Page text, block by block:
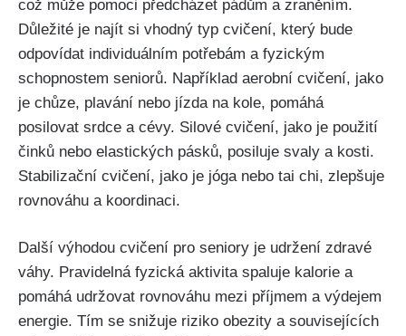
což může pomoci předcházet pádům a zraněním.
Důležité je najít si vhodný typ cvičení, který bude
odpovídat individuálním potřebám a fyzickým
schopnostem seniorů. Například aerobní cvičení, jako
je chůze, plavání nebo jízda na kole, pomáhá
posilovat srdce a cévy. Silové cvičení, jako je použití
činků nebo elastických pásků, posiluje svaly a kosti.
Stabilizační cvičení, jako je jóga nebo tai chi, zlepšuje
rovnováhu a koordinaci.
Další výhodou cvičení pro seniory je udržení zdravé
váhy. Pravidelná fyzická aktivita spaluje kalorie a
pomáhá udržovat rovnováhu mezi příjmem a výdejem
energie. Tím se snižuje riziko obezity a souvisejících